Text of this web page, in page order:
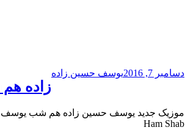
دسامبر 7, 2016 یوسف حسین زاده
زاده
موزیک جدید یوسف حسین زاده هم شب یوسف
Ham Shab